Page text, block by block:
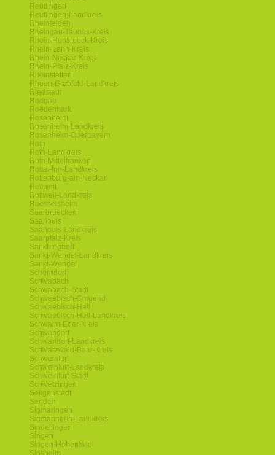
Reutlingen
Reutlingen-Landkreis
Rheinfelden
Rheingau-Taunus-Kreis
Rhein-Hunsrueck-Kreis
Rhein-Lahn-Kreis
Rhein-Neckar-Kreis
Rhein-Pfalz-Kreis
Rheinstetten
Rhoen-Grabfeld-Landkreis
Riedstadt
Rodgau
Roedermark
Rosenheim
Rosenheim-Landkreis
Rosenheim-Oberbayern
Roth
Roth-Landkreis
Roth-Mittelfranken
Rottal-Inn-Landkreis
Rottenburg-am-Neckar
Rottweil
Rottweil-Landkreis
Ruesselsheim
Saarbruecken
Saarlouis
Saarlouis-Landkreis
Saarpfalz-Kreis
Sankt-Ingbert
Sankt-Wendel-Landkreis
Sankt-Wendel
Schorndorf
Schwabach
Schwabach-Stadt
Schwaebisch-Gmuend
Schwaebisch-Hall
Schwaebisch-Hall-Landkreis
Schwalm-Eder-Kreis
Schwandorf
Schwandorf-Landkreis
Schwarzwald-Baar-Kreis
Schweinfurt
Schweinfurt-Landkreis
Schweinfurt-Stadt
Schwetzingen
Seligenstadt
Senden
Sigmaringen
Sigmaringen-Landkreis
Sindelfingen
Singen
Singen-Hohentwiel
Sinsheim